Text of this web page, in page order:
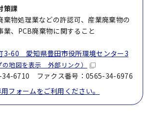
策課
棄物処理業などの許認可、産業廃棄物の
業、PCB廃棄物に関すること
3-60 愛知県豊田市役所環境センター3
の地図を表示 外部リンク）
34-6710 ファクス番号：0565-34-6976
フォームをご利用ください。